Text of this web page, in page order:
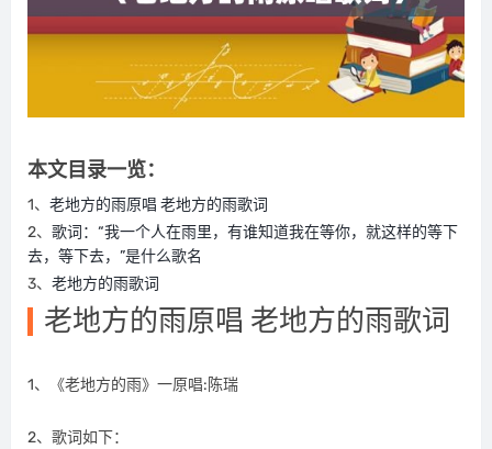
本文目录一览：
1、 老地方的雨原唱 老地方的雨歌词
2、 歌词：“我一个人在雨里，有谁知道我在等你，就这样的等下
去，等下去，”是什么歌名
3、 老地方的雨歌词
老地方的雨原唱 老地方的雨歌词
1、《老地方的雨》一原唱:陈瑞
2、歌词如下：